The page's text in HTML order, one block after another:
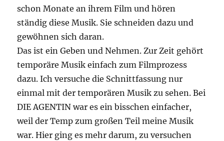
schon Monate an ihrem Film und hören
ständig diese Musik. Sie schneiden dazu und
gewöhnen sich daran.
Das ist ein Geben und Nehmen. Zur Zeit gehört
temporäre Musik einfach zum Filmprozess
dazu. Ich versuche die Schnittfassung nur
einmal mit der temporären Musik zu sehen. Bei
DIE AGENTIN war es ein bisschen einfacher,
weil der Temp zum großen Teil meine Musik
war. Hier ging es mehr darum, zu versuchen